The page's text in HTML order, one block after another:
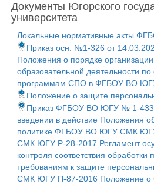
Документы Югорского
университета
Локальные нормативные акты
Приказ осн. №1-326 от
Положения о порядке
образовательной деятельности
программам СПО в ФГБОУ ВО
Положение о защите
Приказ ФГБОУ ВО ЮГУ № 1-433
введении в действие Положения
политике ФГБОУ ВО ЮГУ СМК
СМК ЮГУ Р-28-2017 Регламент
контроля соответствия
требованиям к защите
СМК ЮГУ П-87-2016 Положение о